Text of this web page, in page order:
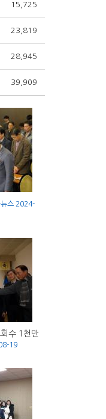
15,725
23,819
28,945
39,909
스2024-
수 1천만
19